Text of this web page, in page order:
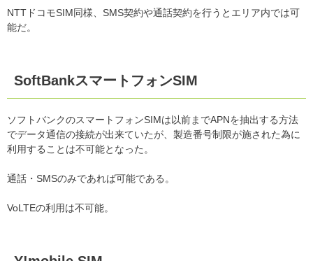
NTTドコモSIM同様、SMS契約や通話契約を行うとエリア内では可
能だ。
SoftBankスマートフォンSIM
ソフトバンクのスマートフォンSIMは以前までAPNを抽出する方法
でデータ通信の接続が出来ていたが、製造番号制限が施された為に
利用することは不可能となった。
通話・SMSのみであれば可能である。
VoLTEの利用は不可能。